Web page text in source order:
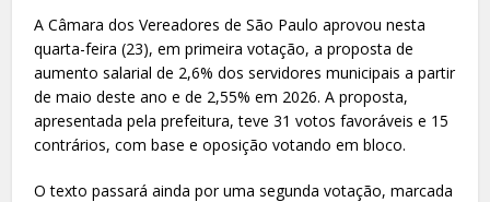
A Câmara dos Vereadores de São Paulo aprovou nesta
quarta-feira (23), em primeira votação, a proposta de
aumento salarial de 2,6% dos servidores municipais a partir
de maio deste ano e de 2,55% em 2026. A proposta,
apresentada pela prefeitura, teve 31 votos favoráveis e 15
contrários, com base e oposição votando em bloco.
O texto passará ainda por uma segunda votação, marcada